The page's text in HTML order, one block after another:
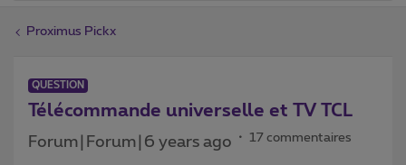
Proximus Pickx
QUESTION
Télécommande universelle et TV TCL
Forum|Forum|6 years ago 17 commentaires